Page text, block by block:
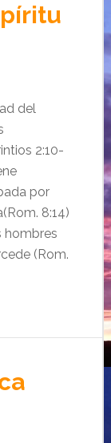
del
2:10-
por
8:14)
hombres
(Rom.